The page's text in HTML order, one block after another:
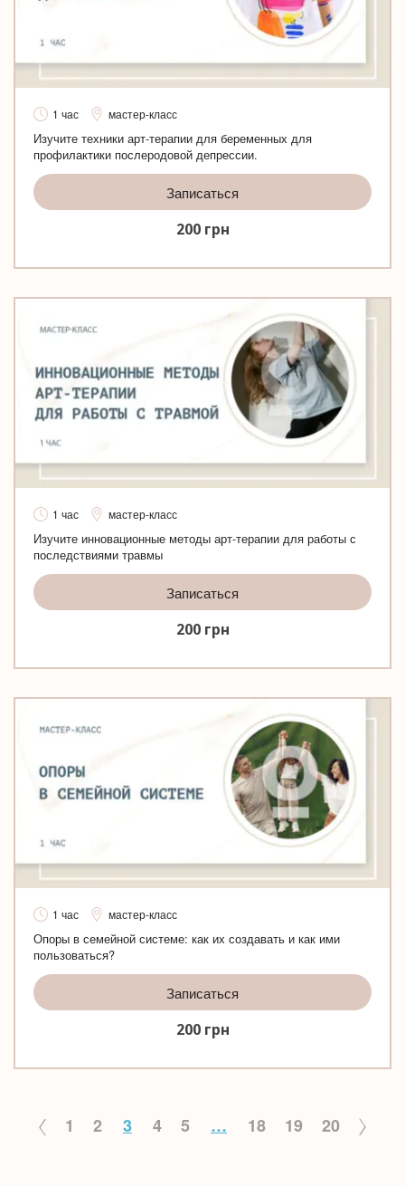
1 час мастер-класс
Изучите техники арт-терапии для беременных для
профилактики послеродовой депрессии.
Записаться
200 грн
1 час мастер-класс
Изучите инновационные методы арт-терапии для работы с
последствиями травмы
Записаться
200 грн
1 час мастер-класс
Опоры в семейной системе: как их создавать и как ими
пользоваться?
Записаться
200 грн
1 2 3 4 5 … 18 19 20